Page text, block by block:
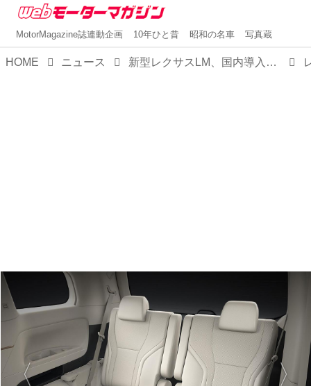
MotorMagazine誌連動企画 10年ひと昔 昭和の名車 写真蔵
HOME ニュース 新型レクサスLM、国内導入決定！史上もっとも充実した移動の時間を「運び、走る」真のラグジュアリー・ムーバーが今秋、凱旋帰国を果たす